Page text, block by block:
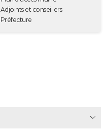
Adjoints et conseillers
Préfecture